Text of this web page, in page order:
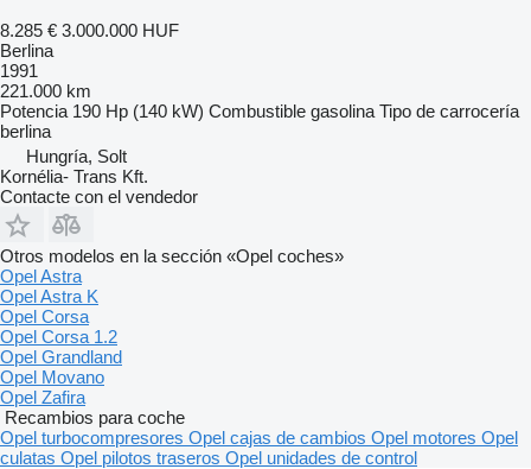
8.285 € 3.000.000 HUF
Berlina
1991
221.000 km
Potencia 190 Hp (140 kW) Combustible gasolina Tipo de carrocería
berlina
Hungría, Solt
Kornélia- Trans Kft.
Contacte con el vendedor
Otros modelos en la sección «Opel coches»
Opel Astra
Opel Astra K
Opel Corsa
Opel Corsa 1.2
Opel Grandland
Opel Movano
Opel Zafira
Recambios para coche
Opel turbocompresores Opel cajas de cambios Opel motores Opel
culatas Opel pilotos traseros Opel unidades de control